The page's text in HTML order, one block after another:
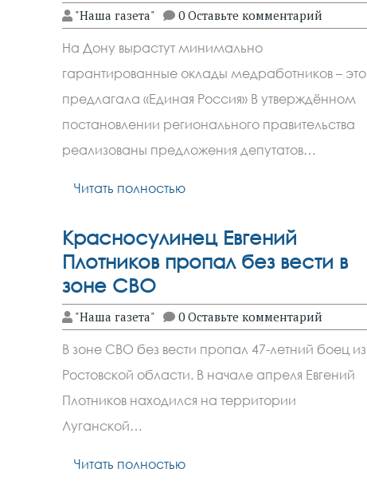
"Наша газета" 0 Оставьте комментарий
На Дону вырастут минимально
гарантированные оклады медработников – это
предлагала «Единая Россия» В утверждённом
постановлении регионального правительства
реализованы предложения депутатов…
Читать полностью
Красносулинец Евгений
Плотников пропал без вести в
зоне СВО
"Наша газета" 0 Оставьте комментарий
В зоне СВО без вести пропал 47-летний боец из
Ростовской области. В начале апреля Евгений
Плотников находился на территории
Луганской…
Читать полностью